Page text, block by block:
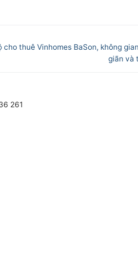
cho thuê Vinhomes BaSon, không
giãn và
261